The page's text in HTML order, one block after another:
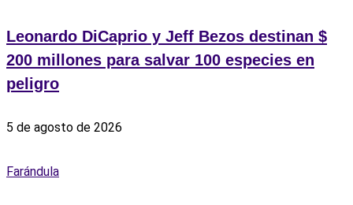
Leonardo DiCaprio y Jeff Bezos destinan $
200 millones para salvar 100 especies en
peligro
5 de agosto de 2026
Farándula